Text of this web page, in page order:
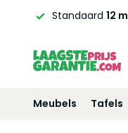
Altijd de
Meubels Tafels